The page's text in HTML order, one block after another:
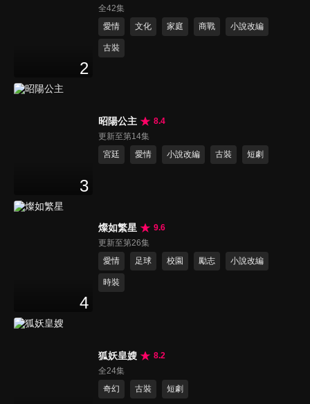
2
全42集
愛情
文化 家庭 商戰 小說改編
古裝
3
昭陽公主
8.4
更新至第14集
宮廷
愛情 小說改編 古裝 短劇
4
燦如繁星
9.6
更新至第26集
愛情
足球 校園 勵志 小說改編
時裝
狐妖皇嫂
8.2
全24集
奇幻
古裝 短劇